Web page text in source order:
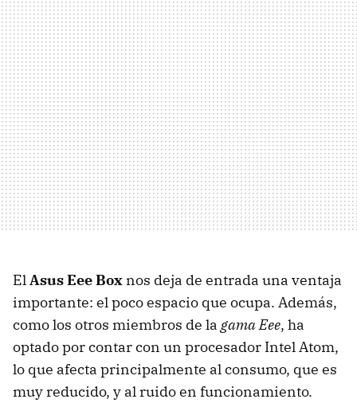
ElAsus Eee Box nos deja de entrada una ventaja
importante: el poco espacio que ocupa. Además,
como los otros miembros de la gama Eee, ha
optado por contar con un procesador Intel Atom,
lo que afecta principalmente al consumo, que es
muy reducido, y al ruido en funcionamiento.